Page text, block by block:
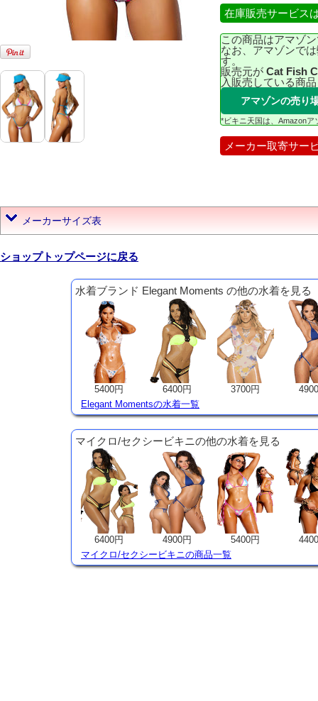
在庫販売サービス
この商品はアマゾ
なお、アマゾンで
す。
販売元が Cat Fish
入販売している商
アマゾンの売り
*ビキニ天国は、Amazon
メーカー取寄サー
メーカーサイズ表
ショップトップページに戻る
水着ブランド Elegant Moments の他の水着を見る
5400円 6400円 3700円
Elegant Momentsの水着一覧
マイクロ/セクシービキニの他の水着を見る
6400円 4900円 5400円
マイクロ/セクシービキニの商品一覧